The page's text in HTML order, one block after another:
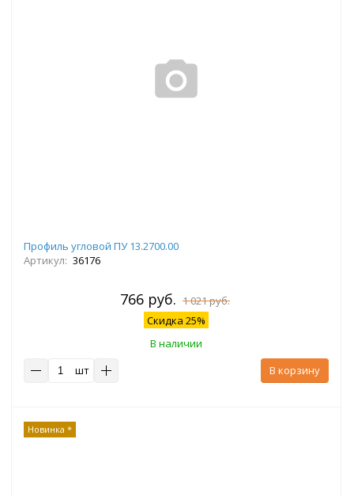
Профиль угловой ПУ 13.2700.00
Артикул: 36176
766 руб. 1 021 руб.
Скидка 25%
В наличии
шт
В корзину
Новинка *